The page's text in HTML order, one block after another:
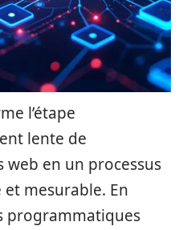
l’étape
lente de
web en un processus
mesurable. En
programmatiques